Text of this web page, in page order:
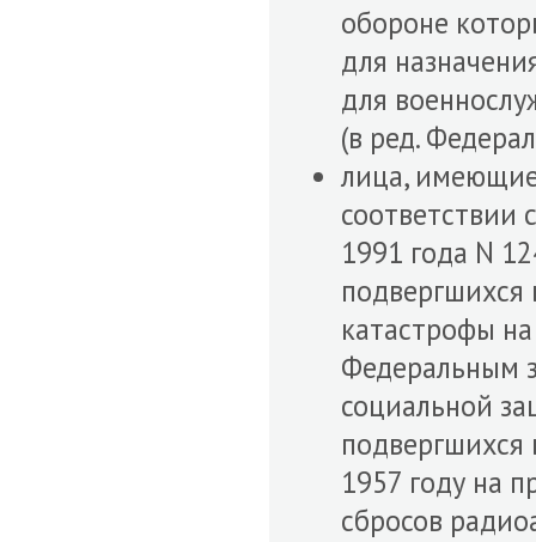
обороне
для
для
(в ред.
лица,
соответствии
1991 года N
катастрофы
Федеральным
социальной
1957 году на
сбросов